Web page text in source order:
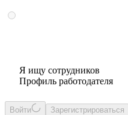
Я ищу сотрудников
Профиль работодателя
Войти Зарегистрироваться